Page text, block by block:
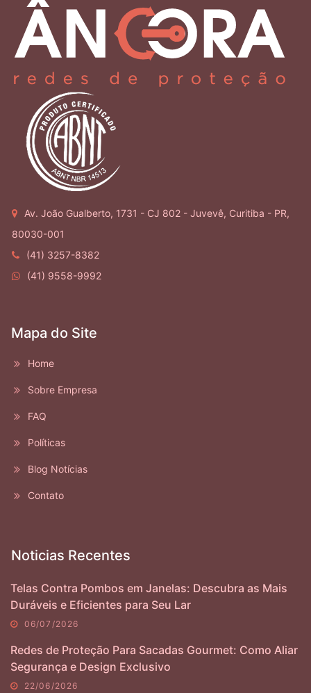
Av. João Gualberto, 1731 - CJ 802 - Juvevê, Curitiba - PR,
80030-001
(41) 3257-8382
(41) 9558-9992
Mapa do Site
Home
Sobre Empresa
FAQ
Políticas
Blog Notícias
Contato
Noticias Recentes
Telas Contra Pombos em Janelas: Descubra as Mais
Duráveis e Eficientes para Seu Lar
06/07/2026
Redes de Proteção Para Sacadas Gourmet: Como Aliar
Segurança e Design Exclusivo
22/06/2026